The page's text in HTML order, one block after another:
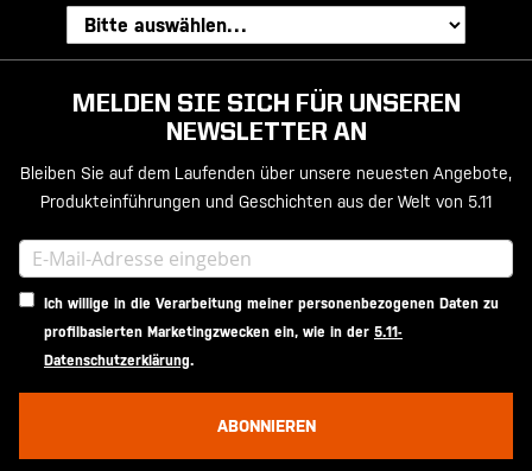
MELDEN SIE SICH FÜR UNSEREN
NEWSLETTER AN
Bleiben Sie auf dem Laufenden über unsere neuesten Angebote,
Produkteinführungen und Geschichten aus der Welt von 5.11
Ich willige in die Verarbeitung meiner personenbezogenen Daten zu
profilbasierten Marketingzwecken ein, wie in der 5.11-
Datenschutzerklärung.
ABONNIEREN